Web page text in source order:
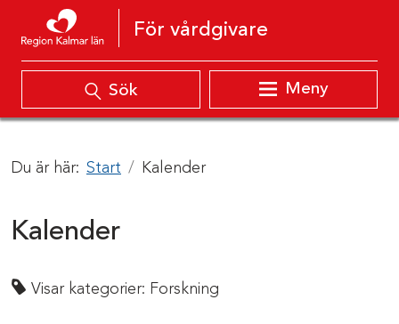
Hoppa till innehåll
För vårdgivare
Sök Meny
Du är här: Start Kalender
Kalender
Visar kategorier: Forskning